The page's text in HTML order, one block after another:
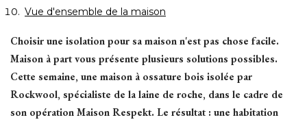
Vue d'ensemble de la maison
Choisir une isolation pour sa maison n'est pas chose facile.
Maison à part vous présente plusieurs solutions possibles.
Cette semaine, une maison à ossature bois isolée par
Rockwool, spécialiste de la laine de roche, dans le cadre de
son opération Maison Respekt. Le résultat : une habitation